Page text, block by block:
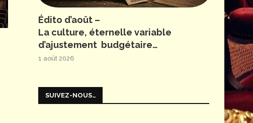
Édito d’août –
La culture, éternelle variable
d’ajustement budgétaire…
1 août 2026
SUIVEZ-NOUS…